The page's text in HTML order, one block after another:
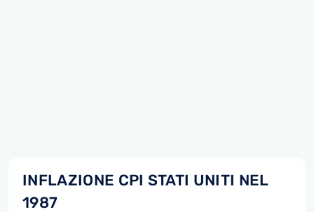
INFLAZIONE CPI STATI UNITI NEL
1987